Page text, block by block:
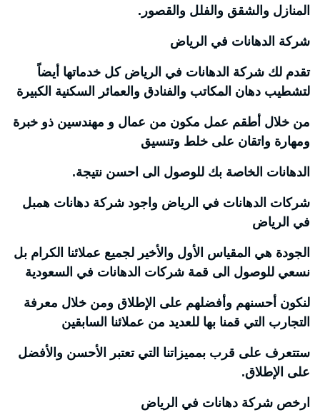
المنازل والشقق والفلل والقصور.
شركة الدهانات في الرياض
تقدم لك شركة الدهانات في الرياض كل خدماتها أيضاً
لتشطيب دهان المكاتب والفنادق والعمائر السكنية الكبيرة
من خلال أطقم عمل مكون من عمال و مهندسين ذو خبرة
ومهارة واتقان على خلط وتنسيق
الدهانات الخاصة بك للوصول الى احسن نتيجة.
شركات الدهانات في الرياض واجود شركة دهانات همبل
في الرياض
الجودة هي المقياس الأول والأخير لجميع عملائنا الكرام بل
نسعي للوصول الى قمة شركات الدهانات في السعودية
لنكون أحسنهم وأفضلهم على الإطلاق ومن خلال معرفة
التجارب التي قمنا بها للعديد من عملائنا السابقين
ستتعرف على قرب بمميزاتنا التي تعتبر الأحسن والأفضل
على الإطلاق.
ارخص شركة دهانات في الرياض